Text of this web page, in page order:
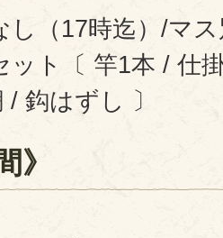
し（17時迄）/マ
ット〔 竿1本 / 仕
鈎はずし 〕
》